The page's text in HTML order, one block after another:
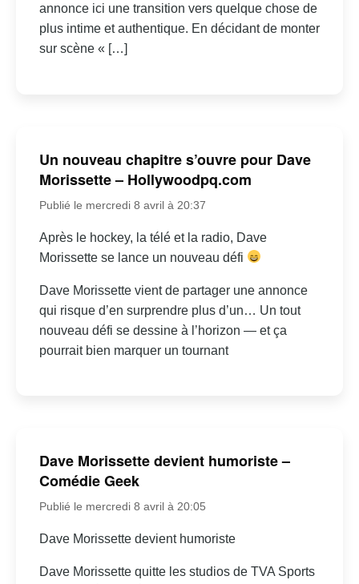
annonce ici une transition vers quelque chose de
plus intime et authentique. En décidant de monter
sur scène « […]
Un nouveau chapitre s’ouvre pour Dave
Morissette – Hollywoodpq.com
Publié le mercredi 8 avril à 20:37
Après le hockey, la télé et la radio, Dave
Morissette se lance un nouveau défi
Dave Morissette vient de partager une annonce
qui risque d’en surprendre plus d’un… Un tout
nouveau défi se dessine à l’horizon — et ça
pourrait bien marquer un tournant
Dave Morissette devient humoriste –
Comédie Geek
Publié le mercredi 8 avril à 20:05
Dave Morissette devient humoriste
Dave Morissette quitte les studios de TVA Sports